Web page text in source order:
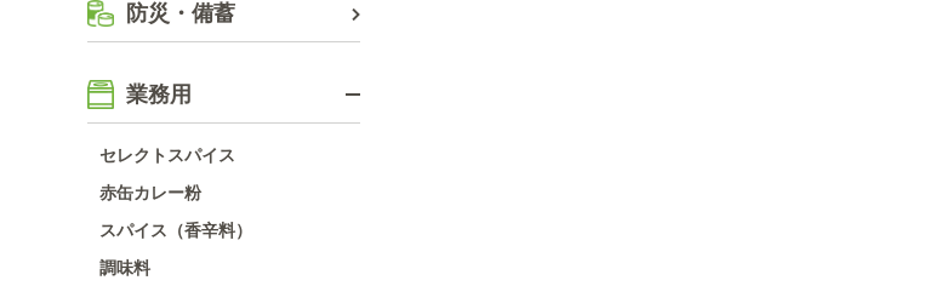
防災・備蓄
業務用
セレクトスパイス
赤缶カレー粉
スパイス（香辛料）
調味料